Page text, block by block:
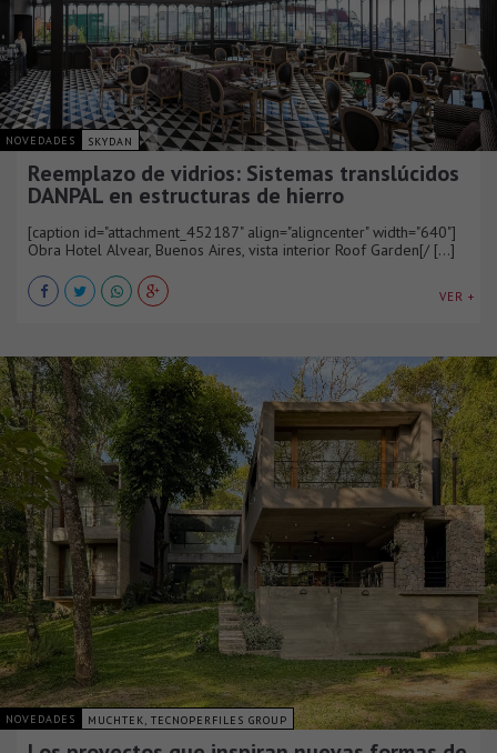
NOVEDADES SKYDAN
Reemplazo de vidrios: Sistemas translúcidos
DANPAL en estructuras de hierro
[caption id="attachment_452187" align="aligncenter" width="640"]
Obra Hotel Alvear, Buenos Aires, vista interior Roof Garden[/ [...]
VER +
NOVEDADES MUCHTEK, TECNOPERFILES GROUP